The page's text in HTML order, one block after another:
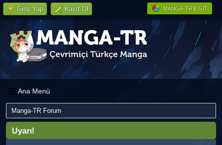
MANGA-TR'E GIT
Giriş Yap Kayıt Ol
Ana Menü
Manga-TR Forum
Uyarı!